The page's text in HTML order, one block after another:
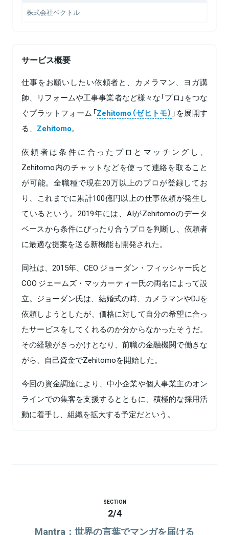
株式会社ベクトル
サービス概要
仕事をお願いしたい依頼者と、カメラマン、ヨガ講
師、リフォームや工事事業者など様々な「プロ」をつな
ぐプラットフォーム「Zehitomo（ゼヒトモ） 」を展開す
る、 Zehitomo。
依頼者は条件に合ったプロとマッチングし、
Zehitomo内のチャットなどを使って連絡を取ること
が可能。全職種で現在20万以上のプロが登録してお
り、これまでに累計100億円以上の仕事依頼が発生し
ているという。2019年には、AIがZehitomoのデータ
ベースから条件にぴったり合うプロを判断し、依頼者
に最適な提案を送る新機能も開発された。
同社は、2015年、CEO ジョーダン・フィッシャー氏と
COO ジェームズ・マッカーティー氏の両名によって設
立。ジョーダン氏は、結婚式の時、カメラマンやDJを
依頼しようとしたが、価格に対して自分の希望に合っ
たサービスをしてくれるのか分からなかったそうだ。
その経験がきっかけとなり、前職の金融機関で働きな
がら、自己資金でZehitomoを開始した。
今回の資金調達により、中小企業や個人事業主のオン
ラインでの集客を支援するとともに、積極的な採用活
動に着手し、組織を拡大する予定だという。
SECTION
2/4
Mantra：世界の言葉でマンガを届ける